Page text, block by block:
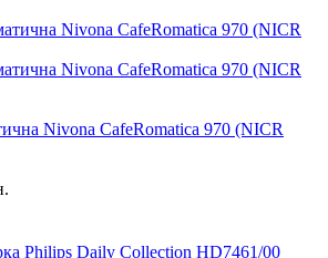
Nivona CafeRomatica 970 (NICR